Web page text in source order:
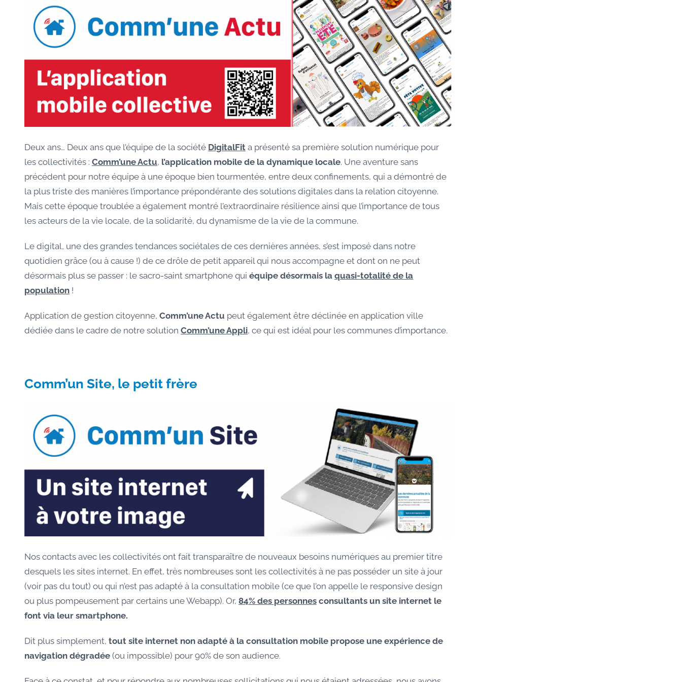
Deux ans… Deux ans que l’équipe de la société DigitalFit a présenté sa première solution numérique pour
les collectivités : Comm’une Actu, l’application mobile de la dynamique locale. Une aventure sans
précédent pour notre équipe à une époque bien tourmentée, entre deux confinements, qui a démontré de
la plus triste des manières l’importance prépondérante des solutions digitales dans la relation citoyenne.
Mais cette époque troublée a également montré l’extraordinaire résilience ainsi que l’importance de tous
les acteurs de la vie locale, de la solidarité, du dynamisme de la vie de la commune.
Le digital, une des grandes tendances sociétales de ces dernières années, s’est imposé dans notre
quotidien grâce (ou à cause !) de ce drôle de petit appareil qui nous accompagne et dont on ne peut
désormais plus se passer : le sacro-saint smartphone qui équipe désormais la quasi-totalité de la
population !
Application de gestion citoyenne, Comm’une Actu peut également être déclinée en application ville
dédiée dans le cadre de notre solution Comm’une Appli, ce qui est idéal pour les communes d’importance.
Comm’un Site, le petit frère
Nos contacts avec les collectivités ont fait transparaître de nouveaux besoins numériques au premier titre
desquels les sites internet. En effet, très nombreuses sont les collectivités à ne pas posséder un site à jour
(voir pas du tout) ou qui n’est pas adapté à la consultation mobile (ce que l’on appelle le responsive design
ou plus pompeusement par certains une Webapp). Or, 84% des personnes consultants un site internet le
font via leur smartphone.
Dit plus simplement, tout site internet non adapté à la consultation mobile propose une expérience de
navigation dégradée (ou impossible) pour 90% de son audience.